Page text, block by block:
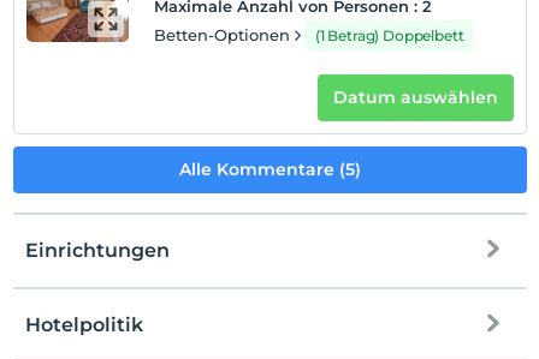
anzeigen
Einchecken
Check-out
Vor 13:00
Haustiere
Maximale Anzahl von Personen : 2
Betten-Optionen
(1 Betrag) Doppelbett
Datum auswählen
Alle Kommentare (5)
Einrichtungen
Hotelpolitik